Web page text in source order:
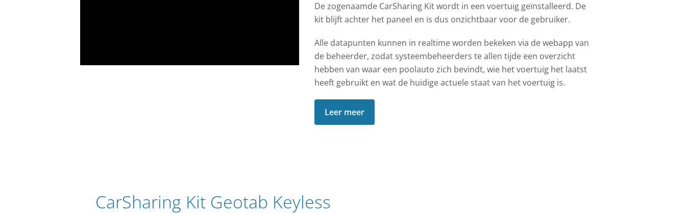
De zogenaamde CarSharing Kit wordt in een voertuig geïnstalleerd. De
kit blijft achter het paneel en is dus onzichtbaar voor de gebruiker.
Alle datapunten kunnen in realtime worden bekeken via de webapp van
de beheerder, zodat systeembeheerders te allen tijde een overzicht
hebben van waar een poolauto zich bevindt, wie het voertuig het laatst
heeft gebruikt en wat de huidige actuele staat van het voertuig is.
Leer meer
CarSharing Kit Geotab Keyless